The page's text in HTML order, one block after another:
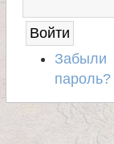
С
Забыли
пароль?